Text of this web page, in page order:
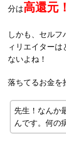
分は高還元！
しかも、セルフ
ィリエイター
ないよね！
落ちてるお金を
先生！なんか
んです。何の